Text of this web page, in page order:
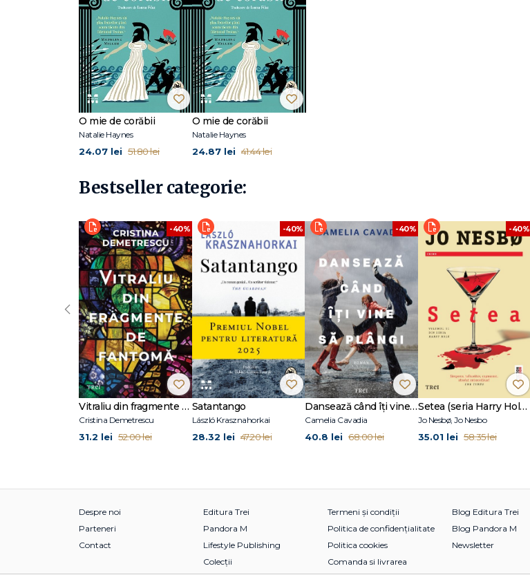
O mie de corăbii
Natalie Haynes
24.07 lei 51.80 lei
O mie de corăbii
Natalie Haynes
24.87 lei 41.44 lei
Bestseller categorie:
-40%
Vitraliu din fragmente de fantomă
Cristina Demetrescu
31.2 lei 52.00 lei
-40%
Satantango
László Krasznahorkai
28.32 lei 47.20 lei
-40%
Dansează când îți vine să plângi
Camelia Cavadia
40.8 lei 68.00 lei
-40%
Setea (seria Harry Hole, vol. 11)
Jo Nesbø, Jo Nesbo
35.01 lei 58.35 lei
‹
Despre noi
Parteneri
Contact
Editura Trei
Pandora M
Lifestyle Publishing
Colecții
Termeni și condiții
Politica de confidențialitate
Politica cookies
Comanda si livrarea
Blog Editura Trei
Blog Pandora M
Newsletter